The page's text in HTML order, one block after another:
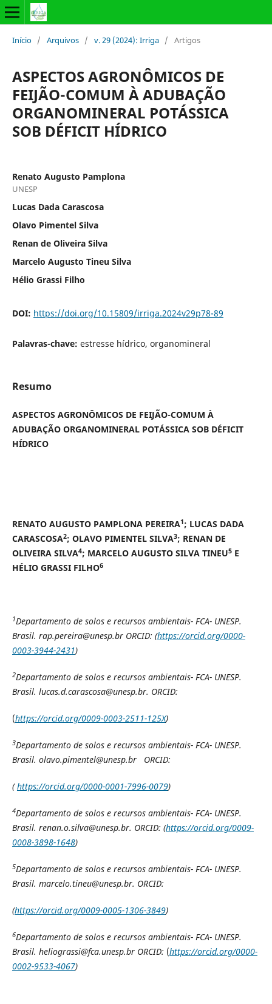
Início / Arquivos / v. 29 (2024): Irriga / Artigos
ASPECTOS AGRONÔMICOS DE
FEIJÃO-COMUM À ADUBAÇÃO
ORGANOMINERAL POTÁSSICA
SOB DÉFICIT HÍDRICO
Renato Augusto Pamplona
UNESP
Lucas Dada Carascosa
Olavo Pimentel Silva
Renan de Oliveira Silva
Marcelo Augusto Tineu Silva
Hélio Grassi Filho
DOI: https://doi.org/10.15809/irriga.2024v29p78-89
Palavras-chave: estresse hídrico, organomineral
Resumo
ASPECTOS AGRONÔMICOS DE FEIJÃO-COMUM À
ADUBAÇÃO ORGANOMINERAL POTÁSSICA SOB DÉFICIT
HÍDRICO
RENATO AUGUSTO PAMPLONA PEREIRA1; LUCAS DADA
CARASCOSA2; OLAVO PIMENTEL SILVA3; RENAN DE
OLIVEIRA SILVA4; MARCELO AUGUSTO SILVA TINEU5E
HÉLIO GRASSI FILHO6
1Departamento de solos e recursos ambientais- FCA- UNESP.
Brasil. rap.pereira@unesp.br ORCID: (https://orcid.org/0000-
0003-3944-2431)
2Departamento de solos e recursos ambientais- FCA- UNESP.
Brasil. lucas.d.carascosa@unesp.br. ORCID:
(https://orcid.org/0009-0003-2511-125X)
3Departamento de solos e recursos ambientais- FCA- UNESP.
Brasil. olavo.pimentel@unesp.br ORCID:
(https://orcid.org/0000-0001-7996-0079)
4Departamento de solos e recursos ambientais- FCA- UNESP.
Brasil. renan.o.silva@unesp.br. ORCID: (https://orcid.org/0009-
0008-3898-1648)
5Departamento de solos e recursos ambientais- FCA- UNESP.
Brasil. marcelo.tineu@unesp.br. ORCID:
(https://orcid.org/0009-0005-1306-3849)
6Departamento de solos e recursos ambientais- FCA- UNESP.
Brasil. heliograssi@fca.unesp.br ORCID: (https://orcid.org/0000-
0002-9533-4067)